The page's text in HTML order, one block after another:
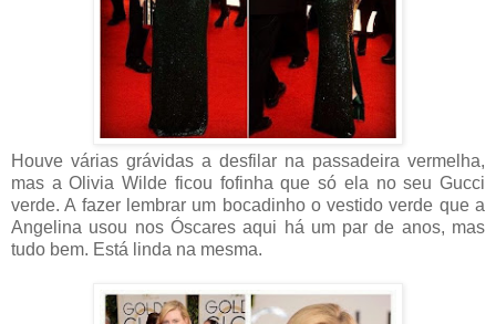
Houve várias grávidas a desfilar na passadeira vermelha,
mas a Olivia Wilde ficou fofinha que só ela no seu Gucci
verde. A fazer lembrar um bocadinho o vestido verde que a
Angelina usou nos Óscares aqui há um par de anos, mas
tudo bem. Está linda na mesma.